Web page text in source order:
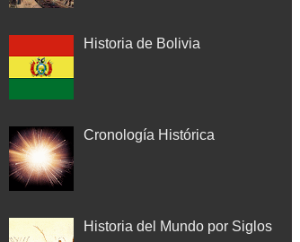
Historia de Bolivia
Cronología Histórica
Historia del Mundo por Siglos